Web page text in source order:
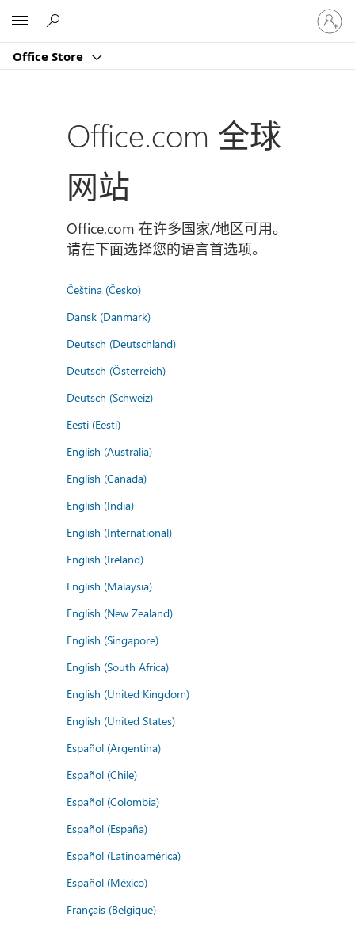
Office Store
请
登
录
Office.com 全球
网站
Office.com 在许多国家/地区可用。
请在下面选择您的语言首选项。
Čeština (Česko)
Dansk (Danmark)
Deutsch (Deutschland)
Deutsch (Österreich)
Deutsch (Schweiz)
Eesti (Eesti)
English (Australia)
English (Canada)
English (India)
English (International)
English (Ireland)
English (Malaysia)
English (New Zealand)
English (Singapore)
English (South Africa)
English (United Kingdom)
English (United States)
Español (Argentina)
Español (Chile)
Español (Colombia)
Español (España)
Español (Latinoamérica)
Español (México)
Français (Belgique)